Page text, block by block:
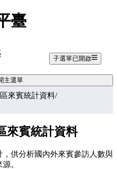
臺
子選單已開啟
主選單
來賓統計資料/
來賓統計資料
供分析國內外來賓參訪人數與
源。